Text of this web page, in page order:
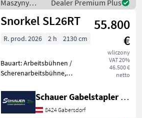
Maszyny
budowlane /
JLG
Dealer Premium Plus
Snorkel SL26RT
55.800
€
wliczony
VAT 20%
46.500 €
netto
R. prod. 2026 2 h 2130 cm
Bauart: Arbeitsbühnen /
Scherenarbeitsbühne,
8000mm, Bauhöhe:
2600mm, Batterie: Starter
12V , Sonderausstattung: CE
Schauer Gabelstapler GmbH
8424 Gabersdorf